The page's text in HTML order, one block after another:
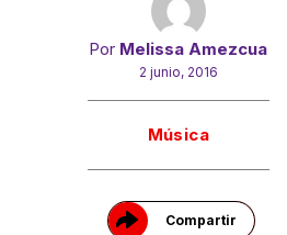
Por Melissa Amezcua
2 junio, 2016
Música
Compartir